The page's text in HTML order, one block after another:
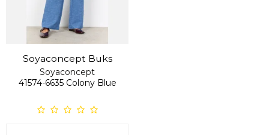
Soyaconcept Buks
Soyaconcept
41574-6635 Colony Blue